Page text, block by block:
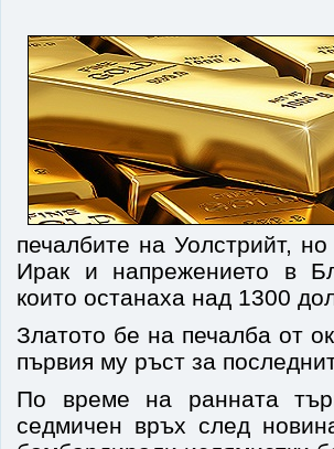
печалбите на Уолстрийт,
Ирак и напрежението в
които останаха над 1300
Златото бе на печалба от
първия му ръст за
По време на ранната
седмичен връх след